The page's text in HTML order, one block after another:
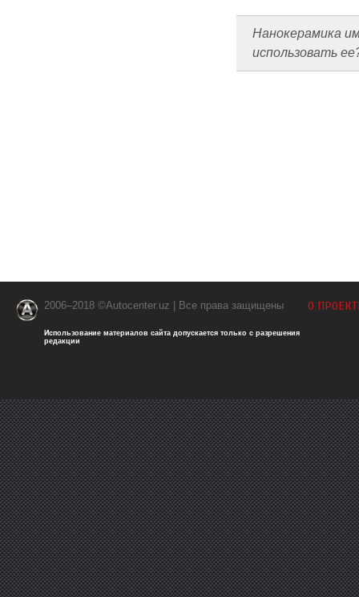
Нанокерамика
использовать
2006–2018 ©Autocenter.uz | Все права защищены
Использование материалов сайта допускается только с разрешения
редакции
О